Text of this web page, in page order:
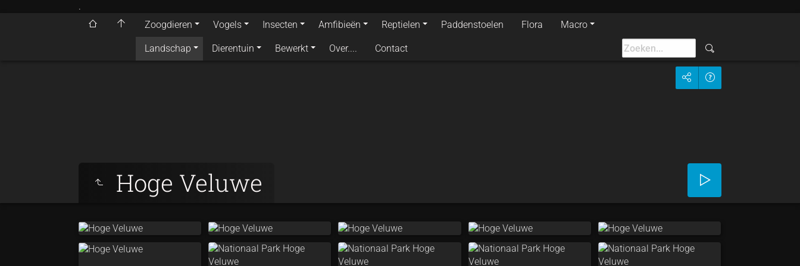
.
Zoogdieren
Vogels Insecten Amfibieën Reptielen Paddenstoelen Flora Macro
Landschap Dierentuin Bewerkt Over.... Contact
Hoge Veluwe